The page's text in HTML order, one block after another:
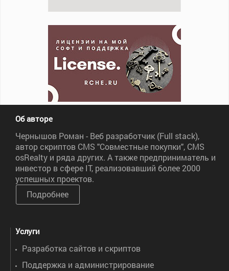
Об авторе
Чернышов Роман - Веб разработчик (Full stack),
автор скриптов CMS "Совместные покупки", CMS
osRealty и ряда других. А также предприниматель и
инвестор в сфере IT, реализовавший более 2000
успешных проектов.
Подробнее
Услуги
Разработка сайтов и скриптов
Поддержка и администрирование